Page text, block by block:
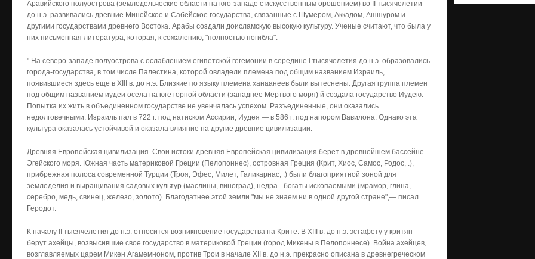
Аравийского полуострова (земледельческие области на юго-западе с искусственным орошением) во II тысячелетии
до н.э. развивались древние Минейское и Сабейское государства, связанные с Шумером, Аккадом, Ашшуром и
другими государствами древнего Востока. Арабы создали доисламскую высокую культуру. Ученые считают, что была у
них письменная литература, которая, к сожалению, "полностью погибла".
" На северо-западе полуострова с ослаблением египетской гегемонии в середине I тысячелетия до н.э. образовались
города-государства, в том числе Палестина, которой овладели племена под общим названием Израиль,
появившиеся здесь еще в XIII в. до н.э. Близкие по языку племена ханаанеев были вытеснены. Другая группа племен
под общим названием иудеи осела на юге горной области (западнее Мертвого моря) й создала государство Иудею.
Попытка их жить в объединенном государстве не увенчалась успехом. Разъединенные, они оказались
недолговечными. Израиль пал в 722 г. под натиском Ассирии, Иудея — в 586 г. под напором Вавилона. Однако эта
культура оказалась устойчивой и оказала влияние на другие древние цивилизации.
Древняя Европейская цивилизация. Свои истоки древняя Европейская цивилизация берет в древнейшем бассейне
Эгейского моря. Южная часть материковой Греции (Пелопоннес), островная Греция (Крит, Хиос, Самос, Родос, .),
прибрежная полоса современной Турции (Троя, Эфес, Милет, Галикарнас, .) были благоприятной зоной для
земледелия и выращивания садовых культур (маслины, виноград), недра - богаты ископаемыми (мрамор, глина,
серебро, медь, свинец, железо, золото). Благодатнее этой земли "мы не знаем ни в одной другой стране",— писал
Геродот.
К началу II тысячелетия до н.э. относится возникновение государства на Крите. В XIII в. до н.э. эстафету у критян
берут ахейцы, возвысившие свое государство в материковой Греции (город Микены в Пелопоннесе). Война ахейцев,
возглавляемых царем Микен Агамемноном, против Трои в начале XII в. до н.э. прекрасно описана в древнегреческом